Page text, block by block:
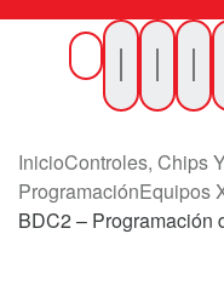
Buscar
por
Productos
InicioControles, Chips
ProgramaciónEquipos
BDC2 – Programación